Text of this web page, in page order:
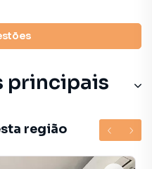
principais
região